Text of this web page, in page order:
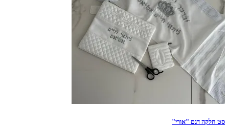
סט חלקה דגם "אורי"